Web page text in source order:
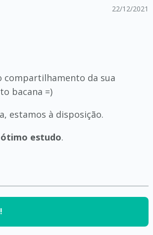
22/12/2021
compartilhamento da sua
bacana =)
estamos à disposição.
ótimo estudo.